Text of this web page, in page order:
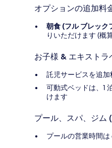
オプションの追加料
朝食 (フル ブレック
りいただけます (概
お子様 & エキストラ
託児サービスを追
可動式ベッドは、1
けます
プール、スパ、ジム
プールの営業時間